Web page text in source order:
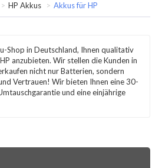
HP Akkus Akkus für HP
Shop in Deutschland, Ihnen qualitativ
anzubieten. Wir stellen die Kunden in
nicht nur Batterien, sondern
Vertrauen! Wir bieten Ihnen eine 30-
und eine einjährige